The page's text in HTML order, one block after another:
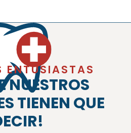
ENTUSIASTAS
NUESTROS
TIENEN QUE